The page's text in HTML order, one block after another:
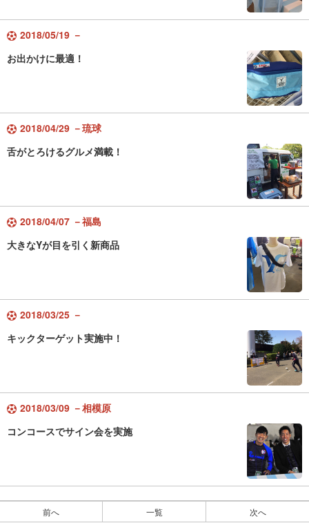
2018/05/19 －
お出かけに最適！
2018/04/29 －琉球
舌がとろけるグルメ満載！
2018/04/07 －福島
大きなYが目を引く新商品
2018/03/25 －
キックターゲット実施中！
2018/03/09 －相模原
コンコースでサイン会を実施
前へ 一覧 次へ